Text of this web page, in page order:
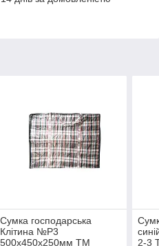
Сумка господарська
Клітина №Р3
500х450х250мм ТМ
2-3